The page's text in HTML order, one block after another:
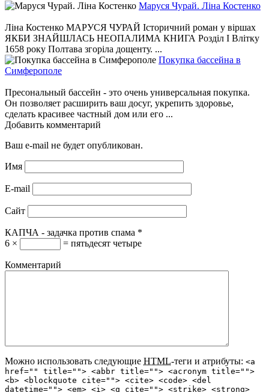
Маруся Чурай. Ліна Костенко
Ліна Костенко МАРУСЯ ЧУРАЙ Історичний роман у віршах
ЯКБИ ЗНАЙШЛАСЬ НЕОПАЛИМА КНИГА Розділ І Влітку
1658 року Полтава згоріла дощенту. ...
Покупка бассейна в
Симферополе
Пресональный бассейн - это очень универсальная покупка.
Он позволяет расширить ваш досуг, укрепить здоровье,
сделать красивее частный дом или его ...
Добавить комментарий
Ваш e-mail не будет опубликован.
Имя
E-mail
Сайт
КАПЧА - задачка против спама *
6 ×
= пятьдесят четыре
Комментарий
Можно использовать следующие HTML-теги и атрибуты: <a
href="" title=""> <abbr title=""> <acronym title="">
<b> <blockquote cite=""> <cite> <code> <del
datetime=""> <em> <i> <q cite=""> <strike> <strong>